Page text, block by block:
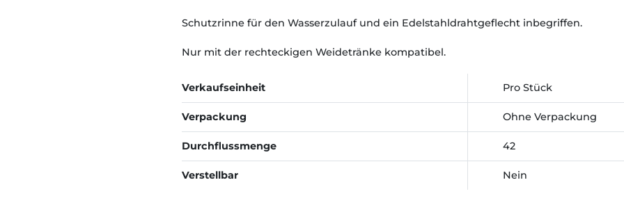
Schutzrinne für den Wasserzulauf und ein Edelstahldrahtgeflecht inbegriffen.
Nur mit der rechteckigen Weidetränke kompatibel.
Verkaufseinheit Pro Stück
Verpackung Ohne Verpackung
Durchflussmenge 42
Verstellbar Nein